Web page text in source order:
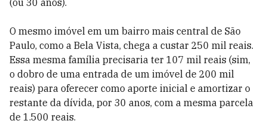
(ou 30 anos).
O mesmo imóvel em um bairro mais central de São
Paulo, como a Bela Vista, chega a custar 250 mil reais.
Essa mesma família precisaria ter 107 mil reais (sim,
o dobro de uma entrada de um imóvel de 200 mil
reais) para oferecer como aporte inicial e amortizar o
restante da dívida, por 30 anos, com a mesma parcela
de 1.500 reais.